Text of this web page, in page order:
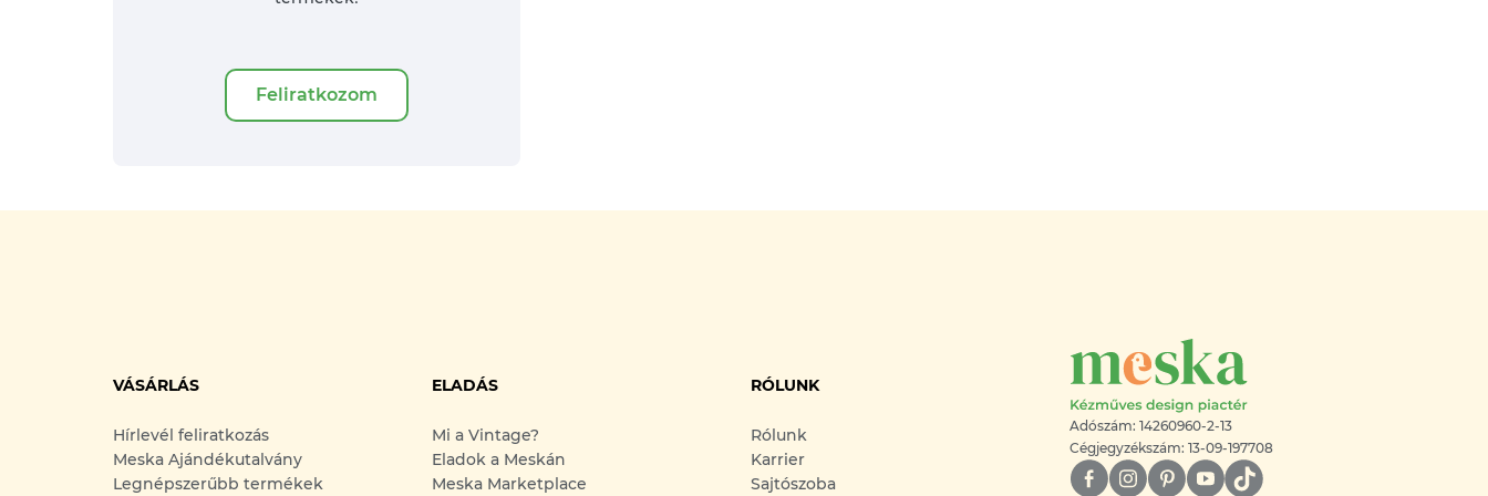
Feliratkozom
VÁSÁRLÁS
Hírlevél feliratkozás
Meska Ajándékutalvány
Legnépszerűbb termékek
ELADÁS
Mi a Vintage?
Eladok a Meskán
Meska Marketplace
RÓLUNK
Rólunk
Karrier
Sajtószoba
Adószám: 14260960-2-13
Cégjegyzékszám: 13-09-197708